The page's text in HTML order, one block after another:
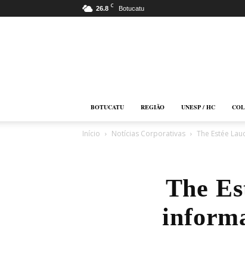
26.8 C Botucatu
BOTUCATU REGIÃO UNESP / HC
Início Notícias Corporativas The Estée
The